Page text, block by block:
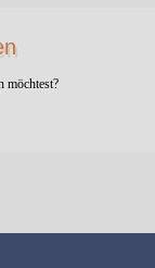
möchtest?